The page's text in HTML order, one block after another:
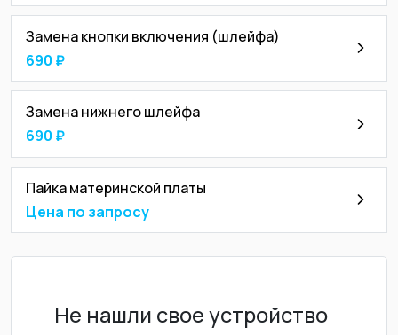
Замена кнопки включения (шлейфа)
690 ₽
Замена нижнего шлейфа
690 ₽
Пайка материнской платы
Цена по запросу
Не нашли свое устройство